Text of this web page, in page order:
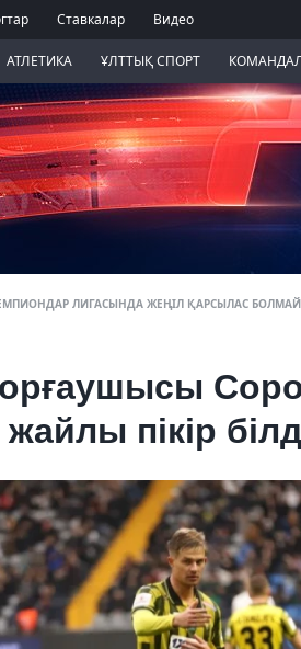
Ставкалар Видео
АТЛЕТИКА ҰЛТТЫҚ СПОРТ
ЛИГАСЫНДА ЖЕҢІЛ ҚАРСЫЛАС
пікір